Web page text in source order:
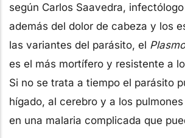
según Carlos Saavedra,
además del dolor de cabeza y los
las variantes del parásito, el
es el más mortífero y resistente a
Si no se trata a tiempo el parásito
hígado, al cerebro y a los
en una malaria complicada que